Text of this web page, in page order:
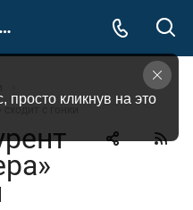
Главный конкурент «КАМАЗ-мастера» сходит с гонки
с гонки
кликнув на это